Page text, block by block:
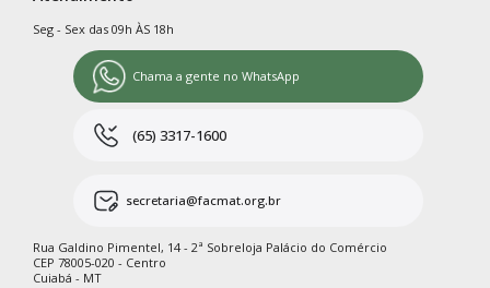
Seg - Sex das 09h ÀS 18h
Chama a gente no WhatsApp
(65) 3317-1600
secretaria@facmat.org.br
Rua Galdino Pimentel, 14 - 2ª Sobreloja Palácio do Comércio
CEP 78005-020 - Centro
Cuiabá - MT